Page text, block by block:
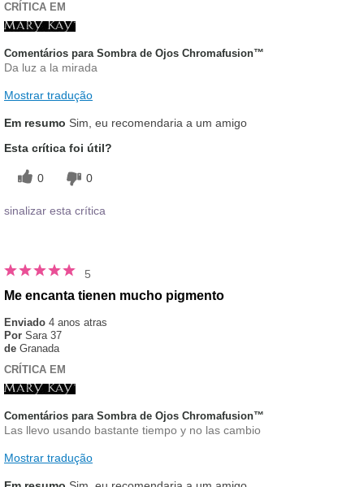
CRÍTICA EM
Comentários para Sombra de Ojos Chromafusion™
Da luz a la mirada
Mostrar tradução
Em resumo Sim, eu recomendaria a um amigo
Esta crítica foi útil?
0 0
sinalizar esta crítica
5
Me encanta tienen mucho pigmento
Enviado 4 anos atras
Por Sara 37
de Granada
CRÍTICA EM
Comentários para Sombra de Ojos Chromafusion™
Las llevo usando bastante tiempo y no las cambio
Mostrar tradução